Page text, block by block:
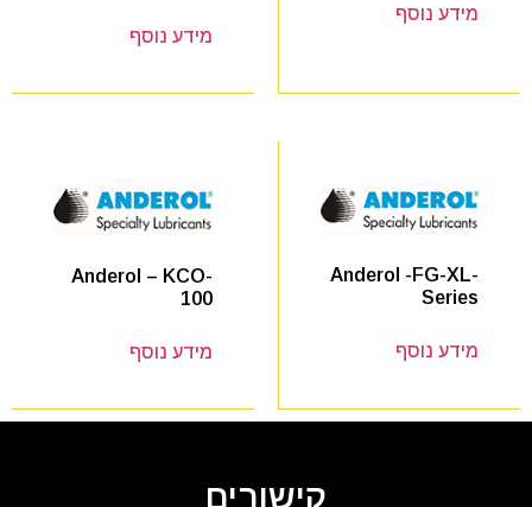
מידע נוסף
מידע נוסף
Anderol -FG-XL-
Series
מידע נוסף
Anderol – KCO-
100
מידע נוסף
קישורים